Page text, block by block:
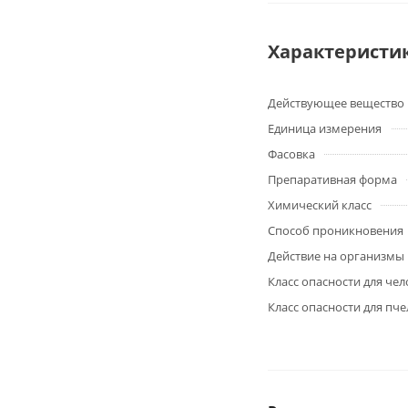
Действующее вещество
Единица измерения
Фасовка
Препаративная форма
Химический класс
Способ проникновения
Действие на организмы
Класс опасности для
Класс опасности для